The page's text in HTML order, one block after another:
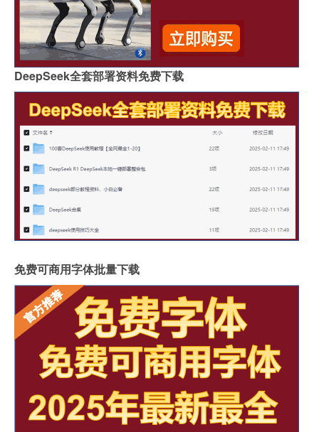
DeepSeek全套部署资料免费下载
免费可商用字体批量下载